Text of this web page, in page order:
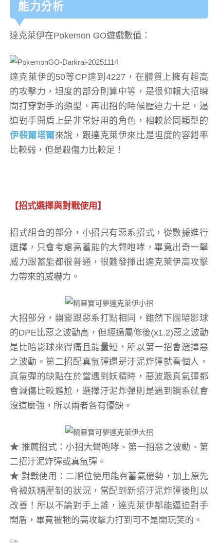
能力分析
達克萊伊在Pokemon GO遊戲數值：
達克萊伊的50等CP達到4227，在體質上擁有超高
的攻擊力，坦度的部分則算中等，是很仰賴大招瞬
間打穿對手的類型，再出招的時候壓迫力十足，逼
迫對手開盾上是非常好用的角色，相較於同類型的
伊裴爾塔爾來說，跟達克萊伊來比是坦度的容錯率
比較弱，但是殺傷力比較足！
【招式選擇與對戰使用】
招式組合的部分，小招只有惡系招式，從數據進行
選擇，只會考慮高蓄能的大聲咆哮，畢竟出奇一擊
威力跟蓄能都很普通，很難發揮出達克萊伊高攻擊
力帶來的威嚇力。
大招部分，幽靈跟惡系打點相同，雖然下圖暗影球
的DPE比惡之波動高，但經過屬修後(x1.2)惡之波動
是比暗影球來得痛且能量短，所以第一招會選擇惡
之波動。第二招配真氣彈還是汙泥炸彈就看個人，
真氣彈的缺點在於當遇到妖精時，惡波跟真氣彈都
會減傷比較尷尬，選擇汙泥炸彈則是遇到鋼系就會
沒這麼強，所以兩者各有優缺。
★ 推薦招式：小招大聲咆哮、第一招惡之波動、第
二招汙泥炸彈或真氣彈。
★ 對戰使用：二順位使用能有蓄氣優勢，加上原先
會被妖精壓制的狀況，當配到新招汙泥炸彈後則以
改善！所以不論對手上誰，達克萊伊都能逼迫對手
開盾，畢竟被牠的高攻擊力打到可不是開玩笑的。